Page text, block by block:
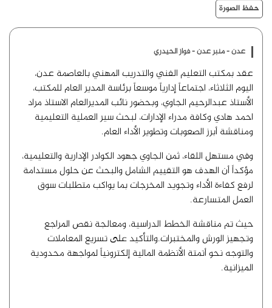
حفظ الصورة
عدن - منبر عدن - فواز الحيدري
عقد بمكتب التعليم الفني والتدريب المهني بالعاصمة عدن،
اليوم الثلاثاء، اجتماعاً إدارياً موسعاً برئاسة المدير العام للمكتب،
الأستاذ عبدالرحيم الجاوي، وبحضور نائب المديرالعام الاستاذ مراد
احمد هادي وكافة مدراء الإدارات، لبحث سير العملية التعليمية
ومناقشة أبرز الصعوبات وتطوير الأداء العام.
​وفي مستهل اللقاء، ثمن الجاوي جهود الكوادر الإدارية والتعليمية،
مؤكداً أن الهدف هو التقييم الشامل والبحث عن حلول مستدامة
لرفع كفاءة الأداء وتجويد المخرجات بما يواكب متطلبات سوق
العمل المتسارعة.
​حيث تم مناقشة الخطط الدراسية، ومعالجة نقص المراجع
وتجهيز الورش والمختبرات.والتأكيد على تسريع المعاملات
والتوجه نحو أتمتة الأنظمة المالية إلكترونياً لمواجهة محدودية
الميزانية.